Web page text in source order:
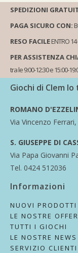
SPEDIZIONI
PAGA SICURO CON:
RESO FACILEENTRO
PER ASSISTENZA
tra le 9:00-12:30 e 15:00-
Giochi di Clem lo
ROMANO
Via Vincenzo
S. GIUSEPPE DI
Via Papa Giovanni
Tel. 0424 512036
Informazioni
NUOVI PRODOTTI
LE NOSTRE
TUTTI I GIOCHI
LE NOSTRE NEWS
SERVIZIO CLIENTI